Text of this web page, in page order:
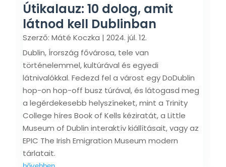
Útikalauz: 10 dolog, amit
látnod kell Dublinban
Szerző: Máté Koczka | 2024. júl. 12.
Dublin, Írország fővárosa, tele van
történelemmel, kultúrával és egyedi
látnivalókkal. Fedezd fel a várost egy DoDublin
hop-on hop-off busz túrával, és látogasd meg
a legérdekesebb helyszíneket, mint a Trinity
College híres Book of Kells kéziratát, a Little
Museum of Dublin interaktív kiállításait, vagy az
EPIC The Irish Emigration Museum modern
tárlatait.